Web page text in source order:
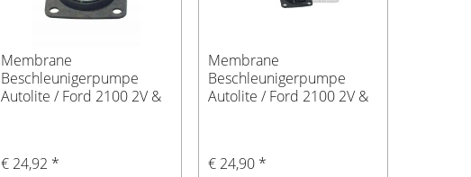
Membrane
Beschleunigerpumpe
Autolite / Ford 2100 2V &
€ 24,92 *
Membrane
Beschleunigerpumpe
Autolite / Ford 2100 2V &
€ 24,90 *